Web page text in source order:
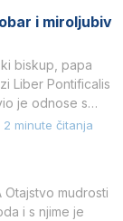
i miroljubiv
biskup, papa
Liber Pontificalis
je odnose s
2 minute čitanja
Otajstvo mudrosti
i s njime je